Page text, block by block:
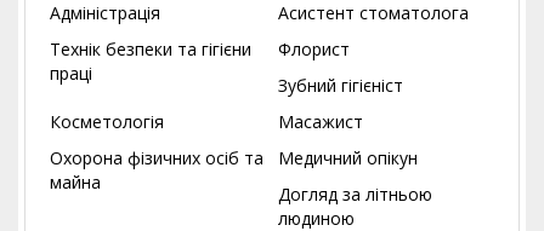
Адміністрація
Асистент стоматолога
Технік безпеки та гігієни
праці
Флорист
Зубний гігієніст
Косметологія
Масажист
Охорона фізичних осіб та
майна
Медичний опікун
Догляд за літньою
людиною